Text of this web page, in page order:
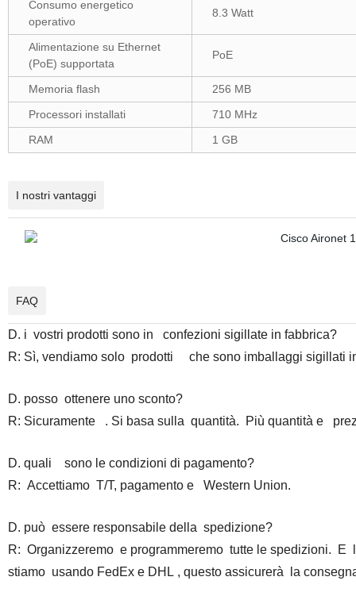
Consumo energetico
operativo
8.3 Watt
Alimentazione su Ethernet
(PoE) supportata
PoE
Memoria flash
256 MB
Processori installati
710 MHz
RAM
1 GB
I nostri vantaggi
FAQ
D. i vostri prodotti sono in confezioni sigillate in fabbrica?
R: Sì, vendiamo solo prodotti che sono imballaggi sigillati
D. posso ottenere uno sconto?
R: Sicuramente . Si basa sulla quantità. Più quantità e
D. quali sono le condizioni di pagamento?
R: Accettiamo T/T, pagamento e Western Union.
D. può essere responsabile della spedizione?
R: Organizzeremo e programmeremo tutte le spedizioni. E
stiamo usando FedEx e DHL , questo assicurerà la